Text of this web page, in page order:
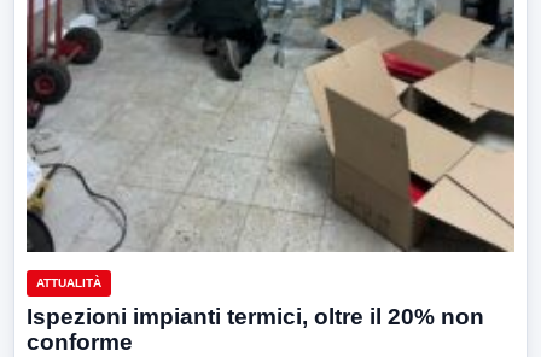
ATTUALITÀ
Ispezioni impianti termici, oltre il 20% non
conforme